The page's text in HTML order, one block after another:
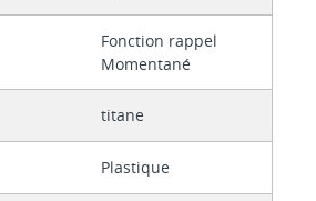
Fonction rappel
Momentané
titane
Plastique